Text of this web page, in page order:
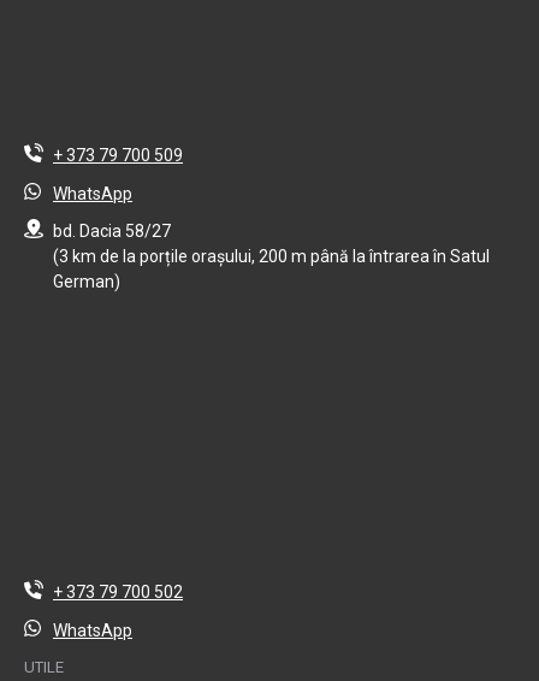
+ 373 79 700 509
WhatsApp
bd. Dacia 58/27
(3 km de la porțile orașului, 200 m până la întrarea în Satul
German)
+ 373 79 700 502
WhatsApp
UTILE